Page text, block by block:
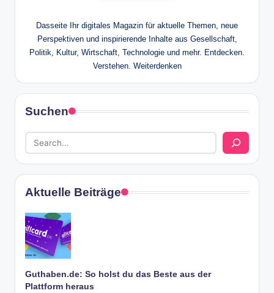
Dasseite Ihr digitales Magazin für aktuelle Themen, neue
Perspektiven und inspirierende Inhalte aus Gesellschaft,
Politik, Kultur, Wirtschaft, Technologie und mehr. Entdecken.
Verstehen. Weiterdenken
Suchen
Aktuelle Beiträge
Guthaben.de: So holst du das Beste aus der
Plattform heraus